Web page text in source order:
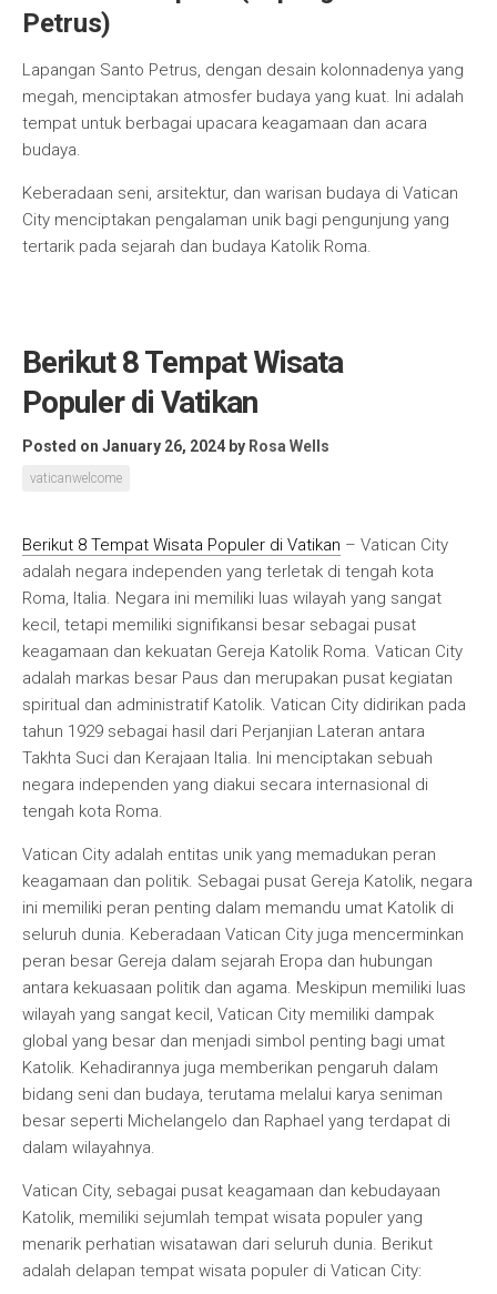
Petrus)
Lapangan Santo Petrus, dengan desain kolonnadenya yang
megah, menciptakan atmosfer budaya yang kuat. Ini adalah
tempat untuk berbagai upacara keagamaan dan acara
budaya.
Keberadaan seni, arsitektur, dan warisan budaya di Vatican
City menciptakan pengalaman unik bagi pengunjung yang
tertarik pada sejarah dan budaya Katolik Roma.
Berikut 8 Tempat Wisata
Populer di Vatikan
Posted on January 26, 2024 by Rosa Wells
vaticanwelcome
Berikut 8 Tempat Wisata Populer di Vatikan – Vatican City
adalah negara independen yang terletak di tengah kota
Roma, Italia. Negara ini memiliki luas wilayah yang sangat
kecil, tetapi memiliki signifikansi besar sebagai pusat
keagamaan dan kekuatan Gereja Katolik Roma. Vatican City
adalah markas besar Paus dan merupakan pusat kegiatan
spiritual dan administratif Katolik. Vatican City didirikan pada
tahun 1929 sebagai hasil dari Perjanjian Lateran antara
Takhta Suci dan Kerajaan Italia. Ini menciptakan sebuah
negara independen yang diakui secara internasional di
tengah kota Roma.
Vatican City adalah entitas unik yang memadukan peran
keagamaan dan politik. Sebagai pusat Gereja Katolik, negara
ini memiliki peran penting dalam memandu umat Katolik di
seluruh dunia. Keberadaan Vatican City juga mencerminkan
peran besar Gereja dalam sejarah Eropa dan hubungan
antara kekuasaan politik dan agama. Meskipun memiliki luas
wilayah yang sangat kecil, Vatican City memiliki dampak
global yang besar dan menjadi simbol penting bagi umat
Katolik. Kehadirannya juga memberikan pengaruh dalam
bidang seni dan budaya, terutama melalui karya seniman
besar seperti Michelangelo dan Raphael yang terdapat di
dalam wilayahnya.
Vatican City, sebagai pusat keagamaan dan kebudayaan
Katolik, memiliki sejumlah tempat wisata populer yang
menarik perhatian wisatawan dari seluruh dunia. Berikut
adalah delapan tempat wisata populer di Vatican City: